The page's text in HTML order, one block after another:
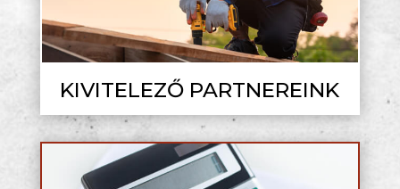
KIVITELEZŐ PARTNEREINK